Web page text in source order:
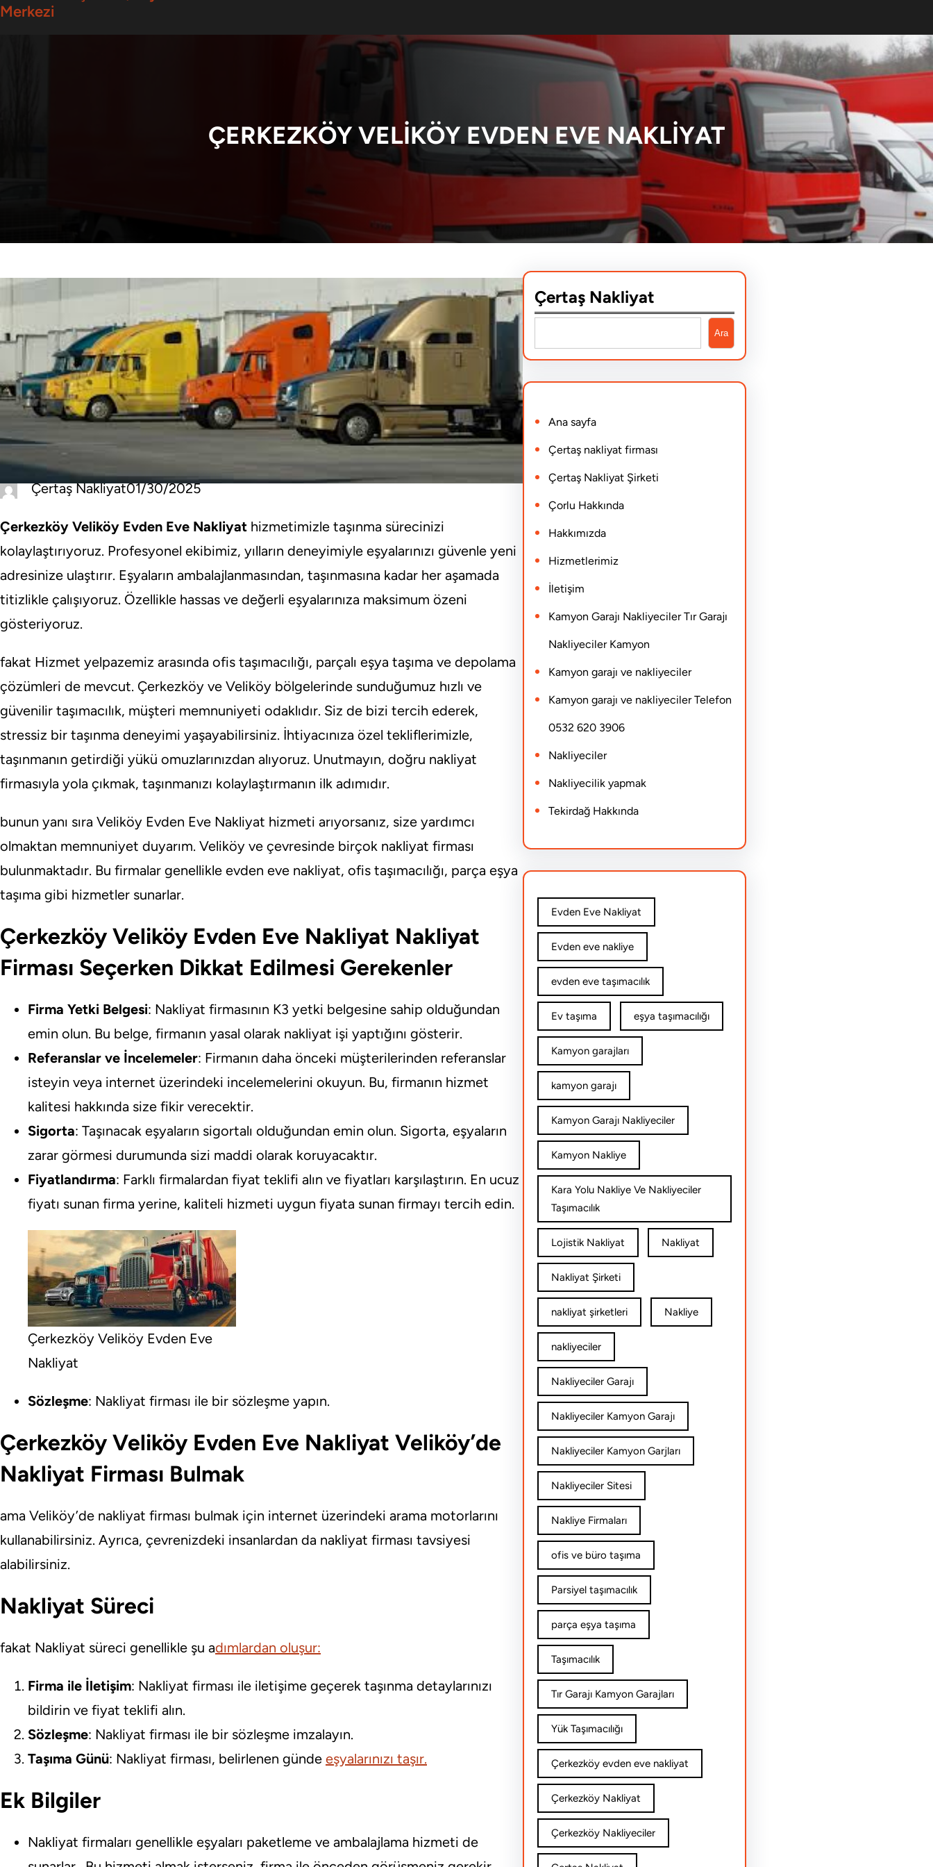
Merkezi
ÇERKEZKÖY VELIKÖY EVDEN EVE NAKLIYAT
Çertaş Nakliyat01/30/2025
Çerkezköy Veliköy Evden Eve Nakliyat hizmetimizle taşınma sürecinizi
kolaylaştırıyoruz. Profesyonel ekibimiz, yılların deneyimiyle eşyalarınızı güvenle yeni
adresinize ulaştırır. Eşyaların ambalajlanmasından, taşınmasına kadar her aşamada
titizlikle çalışıyoruz. Özellikle hassas ve değerli eşyalarınıza maksimum özeni
gösteriyoruz.
fakat Hizmet yelpazemiz arasında ofis taşımacılığı, parçalı eşya taşıma ve depolama
çözümleri de mevcut. Çerkezköy ve Veliköy bölgelerinde sunduğumuz hızlı ve
güvenilir taşımacılık, müşteri memnuniyeti odaklıdır. Siz de bizi tercih ederek,
stressiz bir taşınma deneyimi yaşayabilirsiniz. İhtiyacınıza özel tekliflerimizle,
taşınmanın getirdiği yükü omuzlarınızdan alıyoruz. Unutmayın, doğru nakliyat
firmasıyla yola çıkmak, taşınmanızı kolaylaştırmanın ilk adımıdır.
bunun yanı sıra Veliköy Evden Eve Nakliyat hizmeti arıyorsanız, size yardımcı
olmaktan memnuniyet duyarım. Veliköy ve çevresinde birçok nakliyat firması
bulunmaktadır. Bu firmalar genellikle evden eve nakliyat, ofis taşımacılığı, parça eşya
taşıma gibi hizmetler sunarlar.
Çerkezköy Veliköy Evden Eve Nakliyat Nakliyat
Firması Seçerken Dikkat Edilmesi Gerekenler
Firma Yetki Belgesi: Nakliyat firmasının K3 yetki belgesine sahip olduğundan
emin olun. Bu belge, firmanın yasal olarak nakliyat işi yaptığını gösterir.
Referanslar ve İncelemeler: Firmanın daha önceki müşterilerinden referanslar
isteyin veya internet üzerindeki incelemelerini okuyun. Bu, firmanın hizmet
kalitesi hakkında size fikir verecektir.
Sigorta: Taşınacak eşyaların sigortalı olduğundan emin olun. Sigorta, eşyaların
zarar görmesi durumunda sizi maddi olarak koruyacaktır.
Fiyatlandırma: Farklı firmalardan fiyat teklifi alın ve fiyatları karşılaştırın. En ucuz
fiyatı sunan firma yerine, kaliteli hizmeti uygun fiyata sunan firmayı tercih edin.
Çerkezköy Veliköy Evden Eve
Nakliyat
Sözleşme: Nakliyat firması ile bir sözleşme yapın.
Çerkezköy Veliköy Evden Eve Nakliyat Veliköy’de
Nakliyat Firması Bulmak
ama Veliköy’de nakliyat firması bulmak için internet üzerindeki arama motorlarını
kullanabilirsiniz. Ayrıca, çevrenizdeki insanlardan da nakliyat firması tavsiyesi
alabilirsiniz.
Nakliyat Süreci
fakat Nakliyat süreci genellikle şu adımlardan oluşur:
Firma ile İletişim: Nakliyat firması ile iletişime geçerek taşınma detaylarınızı
bildirin ve fiyat teklifi alın.
Sözleşme: Nakliyat firması ile bir sözleşme imzalayın.
Taşıma Günü: Nakliyat firması, belirlenen günde eşyalarınızı taşır.
Ek Bilgiler
Nakliyat firmaları genellikle eşyaları paketleme ve ambalajlama hizmeti de
Çertaş Nakliyat
e
a
c
h
Ara
Ana sayfa
Çertaş nakliyat firması
Çertaş Nakliyat Şirketi
Çorlu Hakkında
Hakkımızda
Hizmetlerimiz
İletişim
Kamyon Garajı Nakliyeciler Tır Garajı
Nakliyeciler Kamyon
Kamyon garajı ve nakliyeciler
Kamyon garajı ve nakliyeciler Telefon
0532 620 3906
Nakliyeciler
Nakliyecilik yapmak
Tekirdağ Hakkında
Evden Eve Nakliyat
Evden eve nakliye
evden eve taşımacılık
Ev taşıma eşya taşımacılığı
Kamyon garajları
kamyon garajı
Kamyon Garajı Nakliyeciler
Kamyon Nakliye
Kara Yolu Nakliye Ve Nakliyeciler
Taşımacılık
Lojistik Nakliyat Nakliyat
Nakliyat Şirketi
nakliyat şirketleri Nakliye
nakliyeciler
Nakliyeciler Garajı
Nakliyeciler Kamyon Garajı
Nakliyeciler Kamyon Garjları
Nakliyeciler Sitesi
Nakliye Firmaları
ofis ve büro taşıma
Parsiyel taşımacılık
parça eşya taşıma
Taşımacılık
Tır Garajı Kamyon Garajları
Yük Taşımacılığı
Çerkezköy evden eve nakliyat
Çerkezköy Nakliyat
Çerkezköy Nakliyeciler